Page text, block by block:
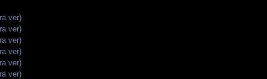
ver)
ver)
ver)
ver)
ver)
ver)